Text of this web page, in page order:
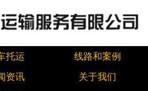
托运 线路和案例
资讯 关于我们